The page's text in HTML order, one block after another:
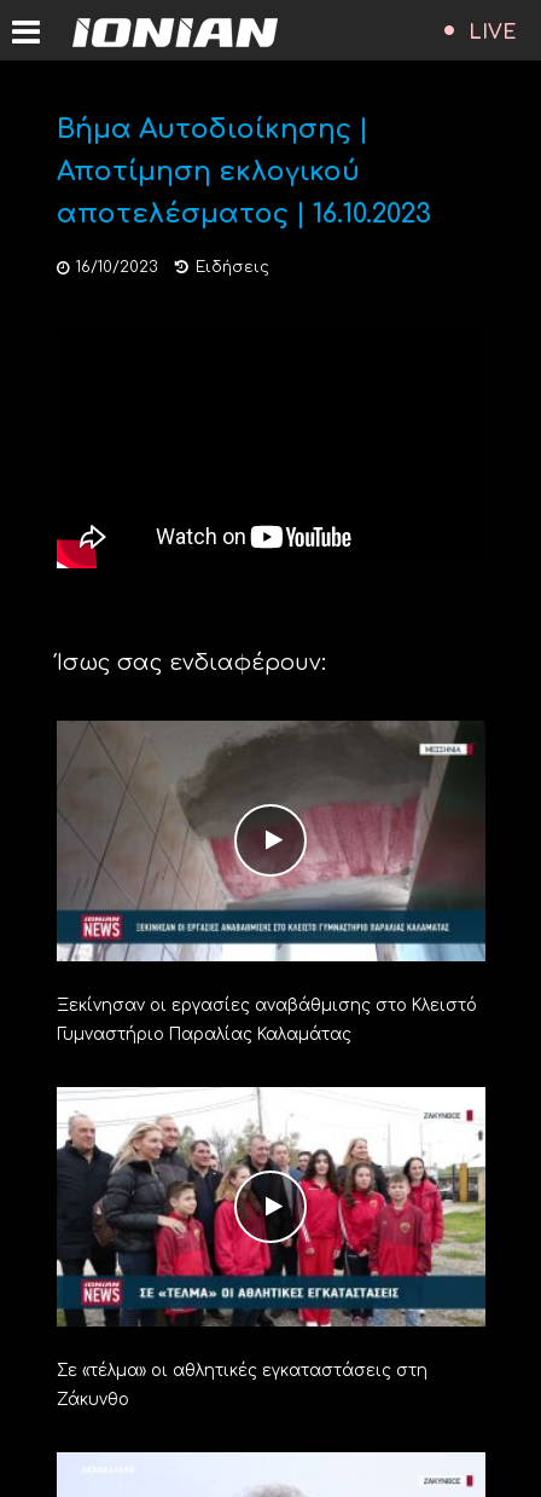
LIVE
Βήμα Αυτοδιοίκησης |
Αποτίμηση εκλογικού
αποτελέσματος | 16.10.2023
16/10/2023 Ειδήσεις
Ίσως σας ενδιαφέρουν:
Ξεκίνησαν οι εργασίες αναβάθμισης στο Κλειστό
Γυμναστήριο Παραλίας Καλαμάτας
Σε «τέλμα» οι αθλητικές εγκαταστάσεις στη
Ζάκυνθο